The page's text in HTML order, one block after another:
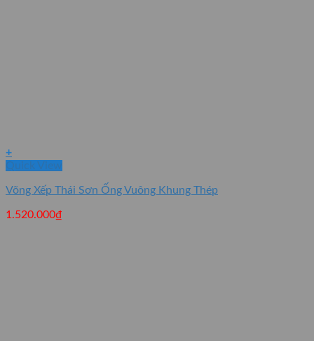
+
Quick View
Võng Xếp Thái Sơn Ống Vuông Khung Thép
1.520.000₫